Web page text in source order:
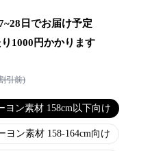
日でお届け予定
1000 円かかります
引前)
ン素材 158cm以下向け
ン素材 158-164cm向け